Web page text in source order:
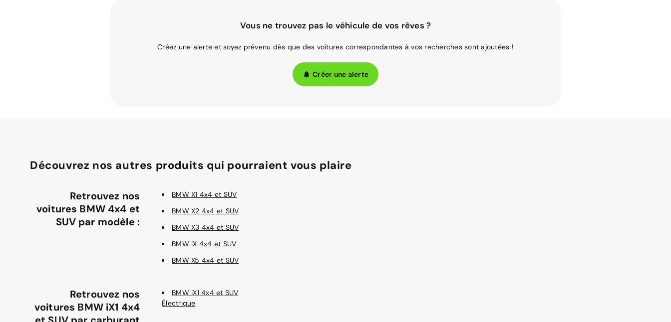
Vous ne trouvez pas le véhicule de vos rêves ?
Créez une alerte et soyez prévenu dès que des voitures correspondantes à vos recherches sont ajoutées !
Créer une alerte
Découvrez nos autres produits qui pourraient vous plaire
Retrouvez nos
voitures BMW 4x4 et
SUV par modèle :
BMW X1 4x4 et SUV
BMW X2 4x4 et SUV
BMW X3 4x4 et SUV
BMW IX 4x4 et SUV
BMW X5 4x4 et SUV
Retrouvez nos
voitures BMW iX1 4x4
BMW iX1 4x4 et SUV
Électrique